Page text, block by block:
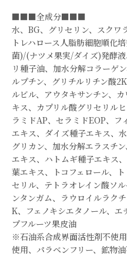
■■■全成分■■■
水、BG、グリセリン、スクワ
トレハロース人脂肪細胞順化
菌)/(ナツメ果実/ダイズ)発酵
リ種子油、加水分解コラーゲ
ルプチン、グリチルリチン酸
ルビル、アウタキサンチン、
キス、カプリル酸グリセリル
ラミドAP、セラミドEOP、フ
エキス、ダイズ種子エキス、
グリカン、加水分解エラスチ
エキス、ハトムギ種子エキス
葉エキス、トコフェロール、
セリル、テトラオレイン酸ソ
ンタンガム、ラウロイルラク
K、フェノキシエタノール、
プフルーツ果皮油
※石油系合成界面活性剤不使
使用、パラベンフリー、鉱物